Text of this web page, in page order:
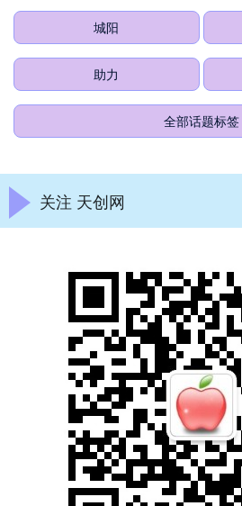
城阳
助力
全部话题标签
关注 天创网